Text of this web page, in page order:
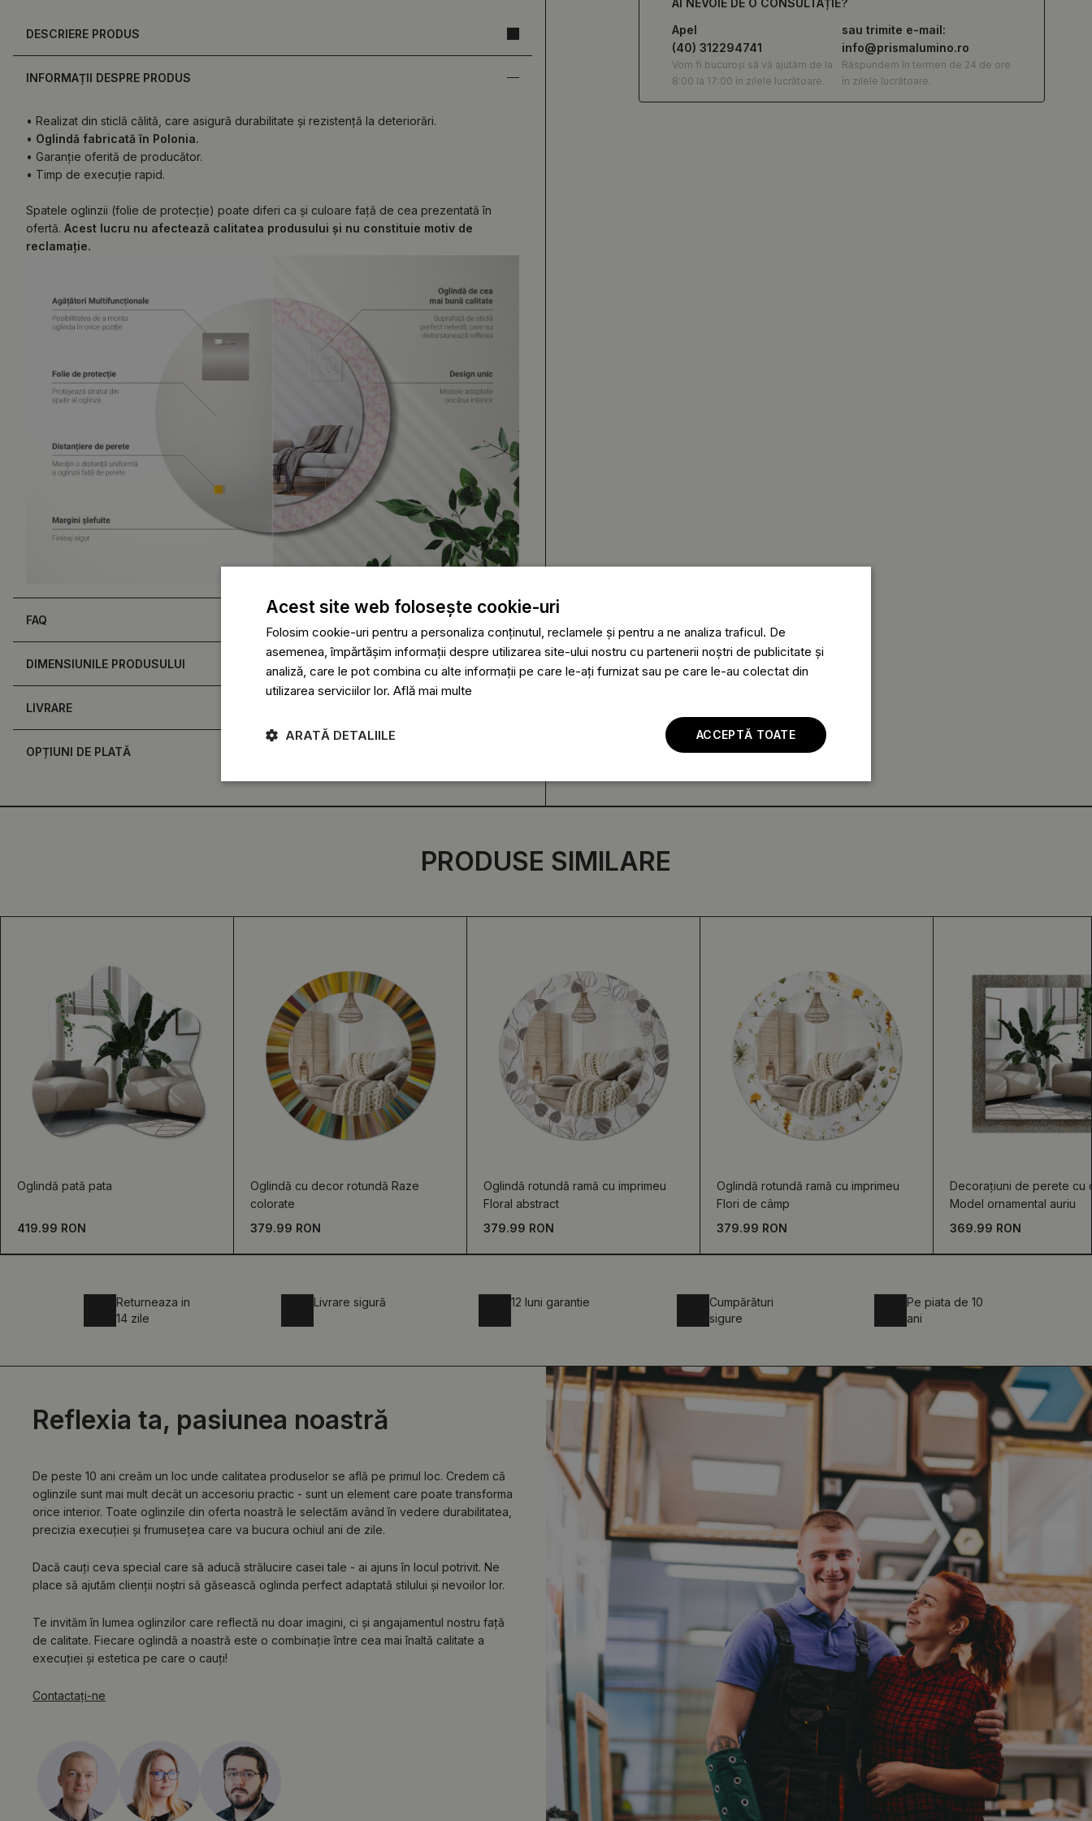
DESCRIERE PRODUS
INFORMAȚII DESPRE PRODUS
• Realizat din sticlă călită, care asigură durabilitate și rezistență la deteriorări.
• Oglindă fabricată în Polonia.
• Garanție oferită de producător.
• Timp de execuție rapid.
Spatele oglinzii (folie de protecție) poate diferi ca și culoare față de cea prezentată în
ofertă. Acest lucru nu afectează calitatea produsului și nu constituie motiv de
reclamație.
FAQ
DIMENSIUNILE PRODUSULUI
LIVRARE
OPȚIUNI DE PLATĂ
AI NEVOIE DE O CONSULTAȚIE?
Apel
(40) 312294741
Vom fi bucuroși să vă ajutăm de la
8:00 la 17:00 în zilele lucrătoare.
sau trimite e-mail:
info@prismalumino.ro
Răspundem în termen de 24 de ore
în zilele lucrătoare.
PRODUSE SIMILARE
Oglindă pată pata
419.99 RON
Oglindă cu decor rotundă Raze
colorate
379.99 RON
Oglindă rotundă ramă cu imprimeu
Floral abstract
379.99 RON
Oglindă rotundă ramă cu imprimeu
Flori de câmp
379.99 RON
Decorațiuni de perete cu
Model ornamental auriu
369.99 RON
Returneaza in
14 zile
Livrare sigură 12 luni garantie
Cumpărături
sigure
Pe piata de 10
ani
Reflexia ta, pasiunea noastră
De peste 10 ani creăm un loc unde calitatea produselor se află pe primul loc. Credem că
oglinzile sunt mai mult decât un accesoriu practic - sunt un element care poate transforma
orice interior. Toate oglinzile din oferta noastră le selectăm având în vedere durabilitatea,
precizia execuției și frumusețea care va bucura ochiul ani de zile.
Dacă cauți ceva special care să aducă strălucire casei tale - ai ajuns în locul potrivit. Ne
place să ajutăm clienții noștri să găsească oglinda perfect adaptată stilului și nevoilor lor.
Te invităm în lumea oglinzilor care reflectă nu doar imagini, ci și angajamentul nostru față
de calitate. Fiecare oglindă a noastră este o combinație între cea mai înaltă calitate a
execuției și estetica pe care o cauți!
Contactaţi-ne
Acest site web folosește cookie-uri
Folosim cookie-uri pentru a personaliza conținutul, reclamele și pentru a ne analiza traficul. De
asemenea, împărtășim informații despre utilizarea site-ului nostru cu partenerii noștri de publicitate și
analiză, care le pot combina cu alte informații pe care le-ați furnizat sau pe care le-au colectat din
utilizarea serviciilor lor. Află mai multe
ACCEPTĂ TOATE
ARATĂ DETALIILE